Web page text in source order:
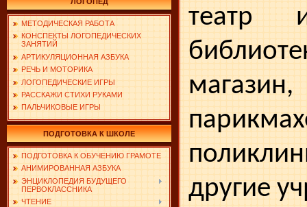
МЕТОДИЧЕСКАЯ РАБОТА
КОНСПЕКТЫ ЛОГОПЕДИЧЕСКИХ
ЗАНЯТИЙ
АРТИКУЛЯЦИОННАЯ АЗБУКА
РЕЧЬ И МОТОРИКА
ЛОГОПЕДИЧЕСКИЕ ИГРЫ
РАССКАЖИ СТИХИ РУКАМИ
ПАЛЬЧИКОВЫЕ ИГРЫ
ПОДГОТОВКА К ШКОЛЕ
ПОДГОТОВКА К ОБУЧЕНИЮ ГРАМОТЕ
АНИМИРОВАННАЯ АЗБУКА
ЭНЦИКЛОПЕДИЯ БУДУЩЕГО
ПЕРВОКЛАССНИКА
ЧТЕНИЕ
театр
магазин,
другие